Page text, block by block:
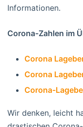
Informationen.
Corona-Zahlen im
Corona
Corona
Corona-
Wir denken, leicht